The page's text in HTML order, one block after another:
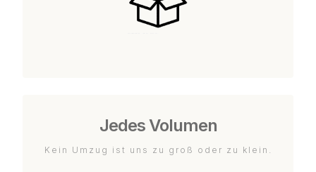
Jedes Volumen
Kein Umzug ist uns zu groß oder zu klein.